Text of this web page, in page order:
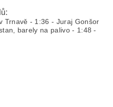
Trnavě - 1:36 - Juraj Gonšor
barely na palivo - 1:48 -